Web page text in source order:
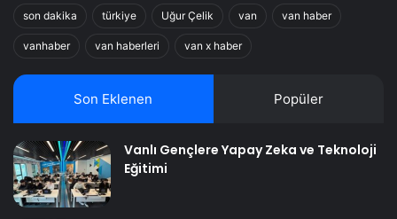
son dakika türkiye Uğur Çelik van van haber
vanhaber van haberleri van x haber
Son Eklenen Popüler
Vanlı Gençlere Yapay Zeka ve Teknoloji
Eğitimi